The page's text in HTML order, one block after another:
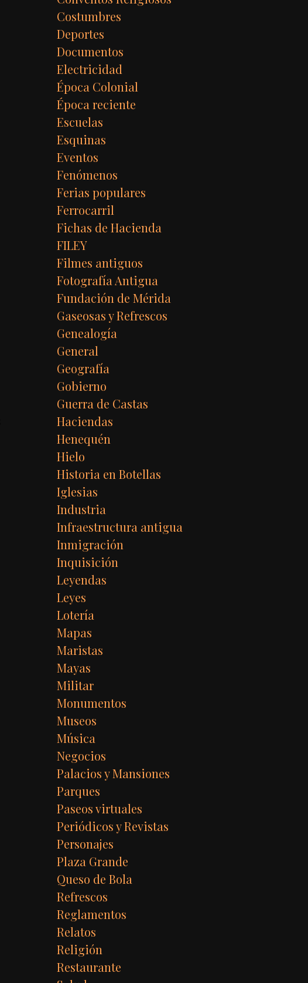
Costumbres
Deportes
Documentos
Electricidad
Época Colonial
Época reciente
Escuelas
Esquinas
Eventos
Fenómenos
Ferias populares
Ferrocarril
Fichas de Hacienda
FILEY
Filmes antiguos
Fotografía Antigua
Fundación de Mérida
Gaseosas y Refrescos
Genealogía
General
Geografía
Gobierno
Guerra de Castas
Haciendas
Henequén
Hielo
Historia en Botellas
Iglesias
Industria
Infraestructura antigua
Inmigración
Inquisición
Leyendas
Leyes
Lotería
Mapas
Maristas
Mayas
Militar
Monumentos
Museos
Música
Negocios
Palacios y Mansiones
Parques
Paseos virtuales
Periódicos y Revistas
Personajes
Plaza Grande
Queso de Bola
Refrescos
Reglamentos
Relatos
Religión
Restaurante